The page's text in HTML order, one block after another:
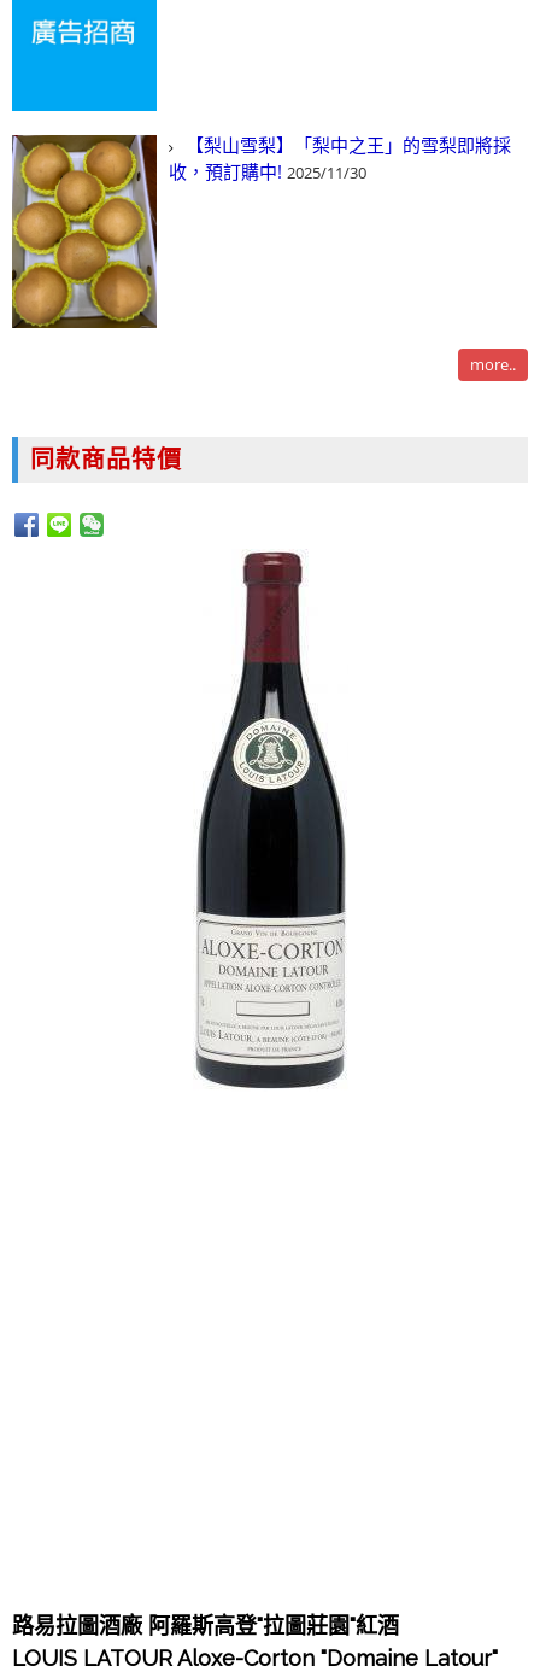
【梨山雪梨】「梨中之王」的雪梨即將採
收，預訂購中! 2025/11/30
more..
同款商品特價
路易拉圖酒廠 阿羅斯高登"拉圖莊園"紅酒
LOUIS LATOUR Aloxe-Corton "Domaine Latour"